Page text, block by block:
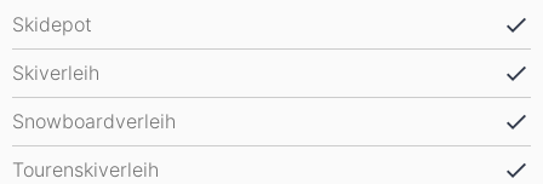
Skidepot
Skiverleih
Snowboardverleih
Tourenskiverleih